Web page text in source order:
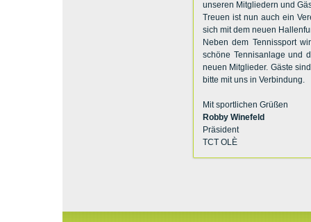
unseren Mitgliedern und
Treuen ist nun auch ein
sich mit dem neuen
Neben dem Tennissport
schöne Tennisanlage und
neuen Mitglieder. Gäste
bitte mit uns in Verbindung.
Mit sportlichen Grüßen
Robby Winefeld
Präsident
TCT OLÈ